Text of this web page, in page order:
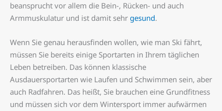
beansprucht vor allem die Bein-, Rücken- und auch
Armmuskulatur und ist damit sehr gesund.
Wenn Sie genau herausfinden wollen, wie man Ski fährt,
müssen Sie bereits einige Sportarten in Ihrem täglichen
Leben betreiben. Das können klassische
Ausdauersportarten wie Laufen und Schwimmen sein, aber
auch Radfahren. Das heißt, Sie brauchen eine Grundfitness
und müssen sich vor dem Wintersport immer aufwärmen